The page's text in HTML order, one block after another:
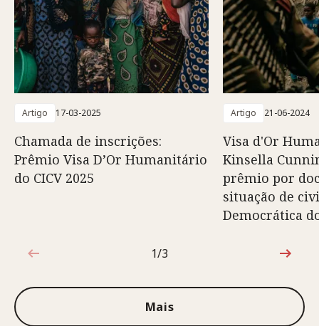
Artigo 17-03-2025
Chamada de inscrições:
Prêmio Visa D’Or Humanitário
do CICV 2025
Artigo 21-06-2024
Visa d'Or
Kinsella
prêmio por
situação de
Democrática
1 de 3
1/3
Mais